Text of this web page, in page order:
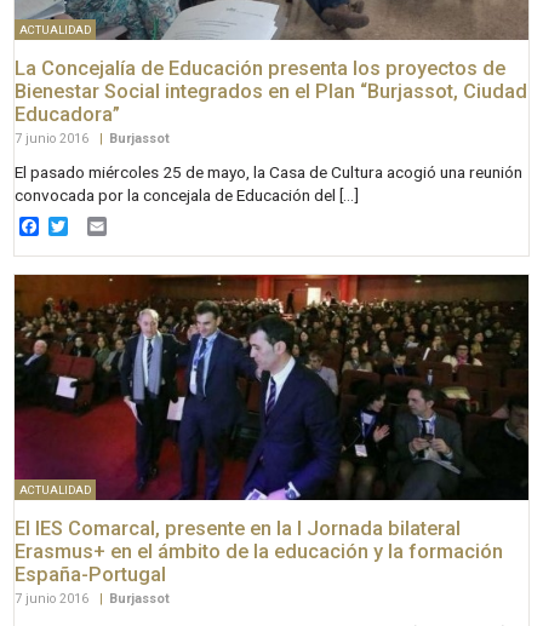
ACTUALIDAD
La Concejalía de Educación presenta los proyectos de
Bienestar Social integrados en el Plan “Burjassot, Ciudad
Educadora”
7 junio 2016 | Burjassot
El pasado miércoles 25 de mayo, la Casa de Cultura acogió una reunión
convocada por la concejala de Educación del […]
Facebook
Twitter
ACTUALIDAD
El IES Comarcal, presente en la I Jornada bilateral
Erasmus+ en el ámbito de la educación y la formación
España-Portugal
7 junio 2016 | Burjassot